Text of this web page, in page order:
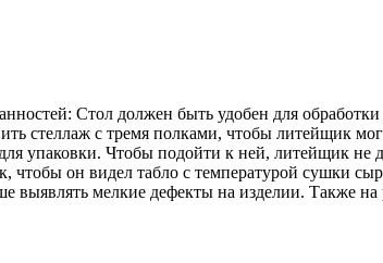
Стол должен быть удобен для
стеллаж с тремя полками, чтобы литейщик
упаковки. Чтобы подойти к ней, литейщик не
он видел табло с температурой сушки
выявлять мелкие дефекты на изделии. Также